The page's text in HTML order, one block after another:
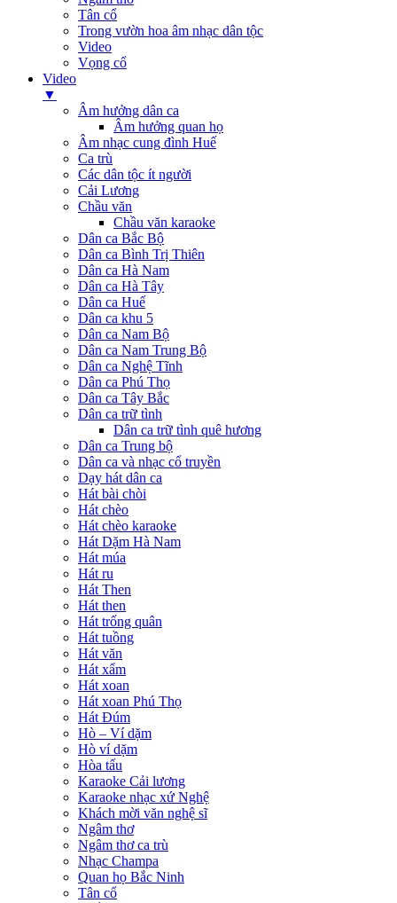
Tân cổ
Trong vườn hoa âm nhạc dân tộc
Video
Vọng cổ
Video
▼
Âm hưởng dân ca
Âm hưởng quan họ
Âm nhạc cung đình Huế
Ca trù
Các dân tộc ít người
Cải Lương
Chầu văn
Chầu văn karaoke
Dân ca Bắc Bộ
Dân ca Bình Trị Thiên
Dân ca Hà Nam
Dân ca Hà Tây
Dân ca Huế
Dân ca khu 5
Dân ca Nam Bộ
Dân ca Nam Trung Bộ
Dân ca Nghệ Tĩnh
Dân ca Phú Thọ
Dân ca Tây Bắc
Dân ca trữ tình
Dân ca trữ tình quê hương
Dân ca Trung bộ
Dân ca và nhạc cổ truyền
Dạy hát dân ca
Hát bài chòi
Hát chèo
Hát chèo karaoke
Hát Dặm Hà Nam
Hát múa
Hát ru
Hát Then
Hát then
Hát trống quân
Hát tuồng
Hát văn
Hát xẩm
Hát xoan
Hát xoan Phú Thọ
Hát Đúm
Hò – Ví dặm
Hò ví dặm
Hòa tấu
Karaoke Cải lương
Karaoke nhạc xứ Nghệ
Khách mời văn nghệ sĩ
Ngâm thơ
Ngâm thơ ca trù
Nhạc Champa
Quan họ Bắc Ninh
Tân cổ